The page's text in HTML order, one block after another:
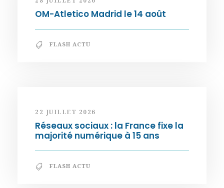
OM-Atletico Madrid le 14 août
FLASH ACTU
22 JUILLET 2026
Réseaux sociaux : la France fixe la
majorité numérique à 15 ans
FLASH ACTU